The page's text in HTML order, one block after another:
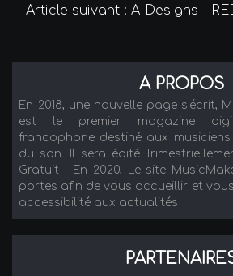
Article suivant : A-Designs -
A PROPOS
En 2018, une nouvelle page s'écrit,
est le premier magazine
francophone destiné aux
du son. Il sera édité
Gratuit ! En 2020, Le site
portes afin de vous accueillir et
accessibilité aux actualités